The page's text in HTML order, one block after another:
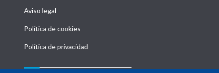
Aviso legal
Política de cookies
Política de privacidad